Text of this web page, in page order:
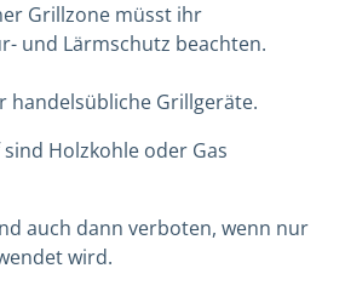
Grillzone müsst ihr
und Lärmschutz beachten.
handelsübliche Grillgeräte.
Holzkohle oder Gas
auch dann verboten, wenn nur
wird.